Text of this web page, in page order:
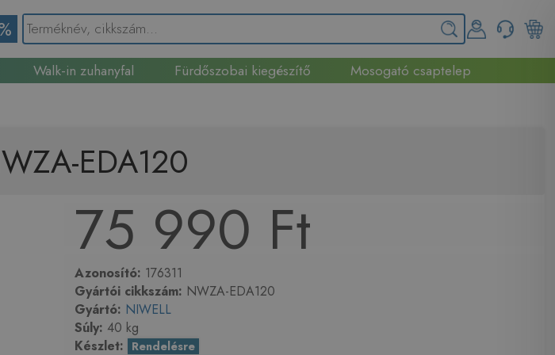
Walk-in zuhanyfal Fürdőszobai kiegészítő
Mosogató csaptelep
EDA120
75 990 Ft
Azonosító: 176311
Gyártói cikkszám: NWZA-EDA120
Gyártó: NIWELL
Súly: 40 kg
Készlet: Rendelésre